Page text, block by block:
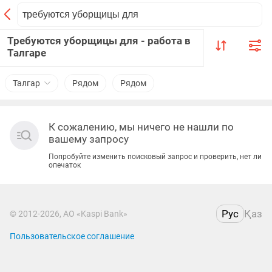
Требуются уборщицы для - работа в
Талгаре
Талгар Рядом Рядом
К сожалению, мы ничего не нашли по
вашему запросу
Попробуйте изменить поисковый запрос и проверить, нет ли
опечаток
© 2012-2026, АО «Kaspi Bank» Рус Қаз
Пользовательское соглашение